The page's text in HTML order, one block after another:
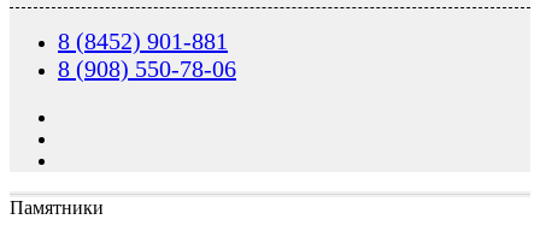
8 (8452) 901-881
8 (908) 550-78-06
Памятники